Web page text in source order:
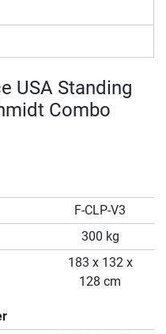
USA Standing
Combo
F-CLP-V3
300 kg
183 x 132 x
128 cm